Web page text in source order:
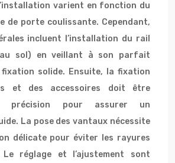
varient en fonction du
de porte coulissante. Cependant,
incluent l’installation du rail
au sol) en veillant à son parfait
solide. Ensuite, la fixation
et des accessoires doit être
précision pour assurer un
La pose des vantaux nécessite
délicate pour éviter les rayures
réglage et l’ajustement sont